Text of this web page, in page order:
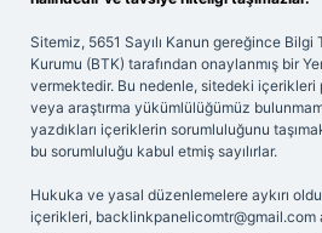
Sitemiz, 5651 Sayılı Kanun gereğince
Kurumu (BTK) tarafından onaylanmış bir
vermektedir. Bu nedenle, sitedeki
veya araştırma yükümlülüğümüz
yazdıkları içeriklerin sorumluluğunu
bu sorumluluğu kabul etmiş sayılırlar.
Hukuka ve yasal düzenlemelere aykırı
içerikleri, backlinkpanelicomtr@gmail.com